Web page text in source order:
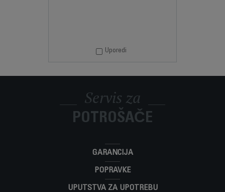
Uporedi
Servis za
POTROŠAČE
GARANCIJA
POPRAVKE
UPUTSTVA ZA UPOTREBU